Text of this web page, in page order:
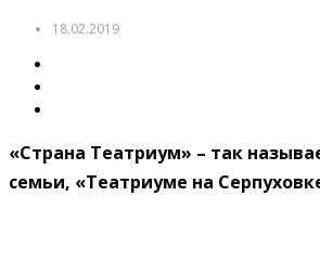
18.02.2019
«Страна Театриум» – так
семьи, «Театриуме на